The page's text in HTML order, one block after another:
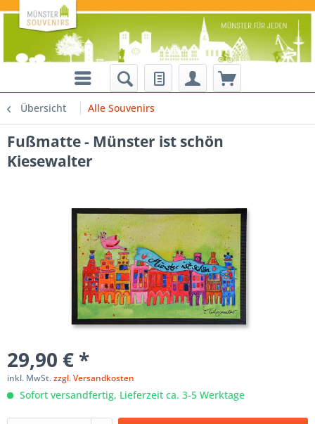
Übersicht Alle Souvenirs
Fußmatte - Münster ist schön
Kiesewalter
29,90 € *
inkl. MwSt.zzgl. Versandkosten
Sofort versandfertig, Lieferzeit ca. 3-5 Werktage